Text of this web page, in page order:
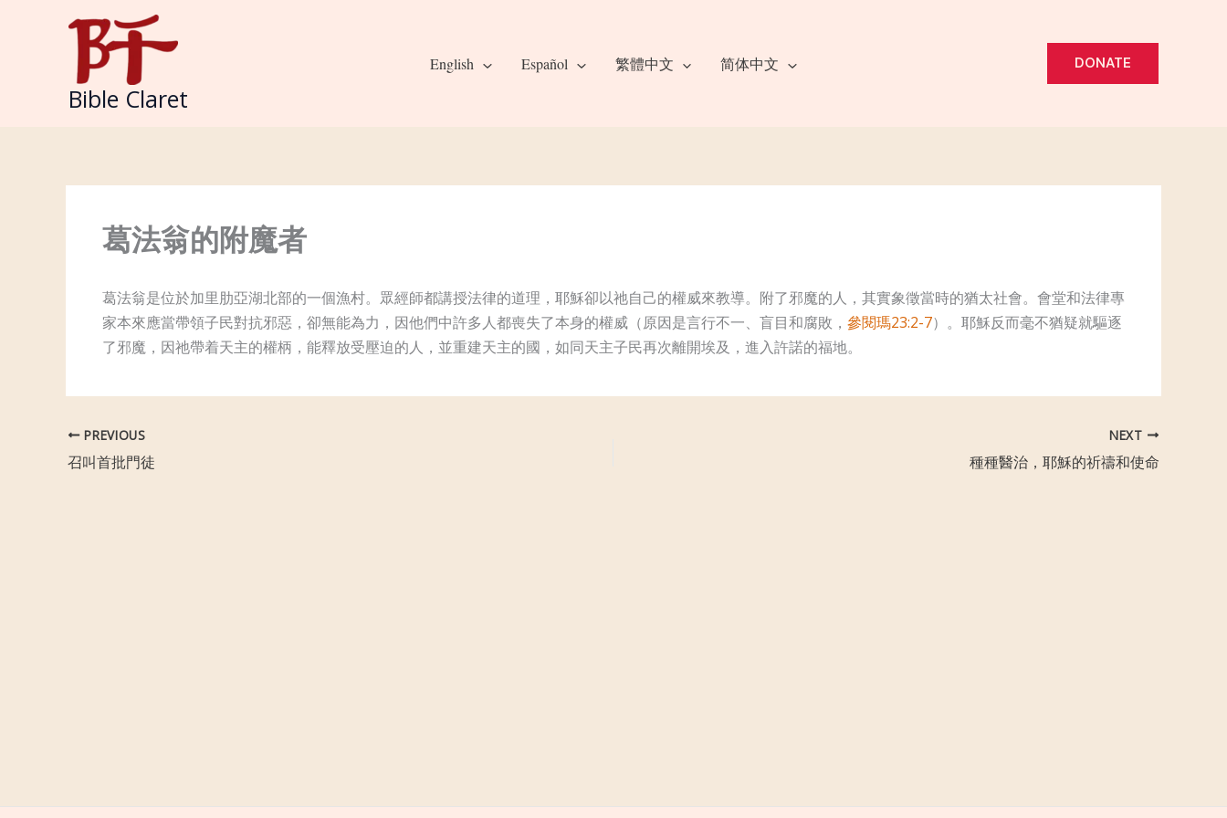
Bible Claret
English Español 繁體中文 简体中文 DONATE
葛法翁的附魔者
葛法翁是位於加里肋亞湖北部的一個漁村。眾經師都講授法律的道理，耶穌卻以祂自己的權威來教導。附了邪魔的人，其實象徵當時的猶太社會。會堂和法律專
家本來應當帶領子民對抗邪惡，卻無能為力，因他們中許多人都喪失了本身的權威（原因是言行不一、盲目和腐敗， 參閱瑪23:2-7）。耶穌反而毫不猶疑就驅逐
了邪魔，因祂帶着天主的權柄，能釋放受壓迫的人，並重建天主的國，如同天主子民再次離開埃及，進入許諾的福地。
PREVIOUS
召叫首批門徒
NEXT
種種醫治，耶穌的祈禱和使命